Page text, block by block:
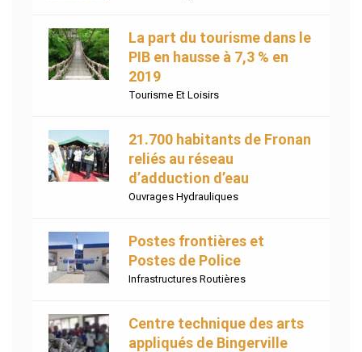
La part du tourisme dans le
PIB en hausse à 7,3 % en
2019
Tourisme Et Loisirs
21.700 habitants de Fronan
reliés au réseau
d’adduction d’eau
Ouvrages Hydrauliques
Postes frontières et
Postes de Police
Infrastructures Routières
Centre technique des arts
appliqués de Bingerville